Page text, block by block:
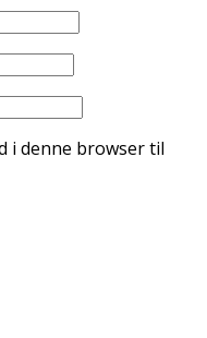
i denne browser til